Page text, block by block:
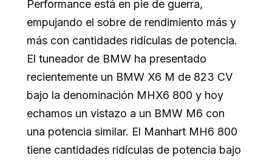
Performance está en pie de guerra,
empujando el sobre de rendimiento más y
más con cantidades ridículas de potencia.
El tuneador de BMW ha presentado
recientemente un BMW X6 M de 823 CV
bajo la denominación MHX6 800 y hoy
echamos un vistazo a un BMW M6 con
una potencia similar. El Manhart MH6 800
tiene cantidades ridículas de potencia bajo